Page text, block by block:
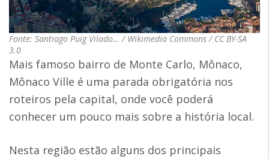
Fonte: Santiago Puig Vilado… / Wikimedia Commons / CC BY-SA
3.0
Mais famoso bairro de Monte Carlo, Mônaco,
Mônaco Ville é uma parada obrigatória nos
roteiros pela capital, onde você poderá
conhecer um pouco mais sobre a história local.
Nesta região estão alguns dos principais